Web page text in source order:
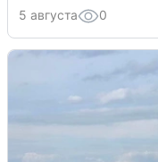
5 августа 0